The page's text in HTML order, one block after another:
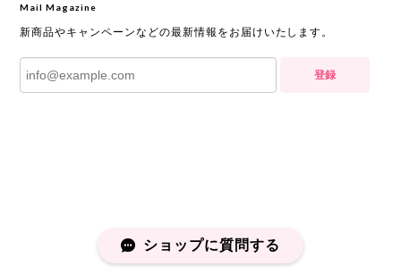
Mail Magazine
新商品やキャンペーンなどの最新情報をお届けいたします。
登録
ショップに質問する